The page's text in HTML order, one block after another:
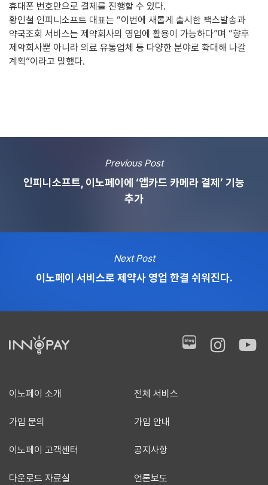
휴대폰 번호만으로 결제를 진행할 수 있다.
황인철 인피니소프트 대표는 “이번에 새롭게 출시한 팩스발송과
약국조회 서비스는 제약회사의 영업에 활용이 가능하다”며 “향후
제약회사뿐 아니라 의료 유통업체 등 다양한 분야로 확대해 나갈
계획”이라고 말했다.
Previous Post
인피니소프트, 이노페이에 ‘앱카드 카메라 결제’ 기능
추가
Next Post
이노페이 서비스로 제약사 영업 한결 쉬워진다.
이노페이 소개 전체 서비스
가입 문의 가입 안내
이노페이 고객센터 공지사항
다운로드 자료실 언론보도